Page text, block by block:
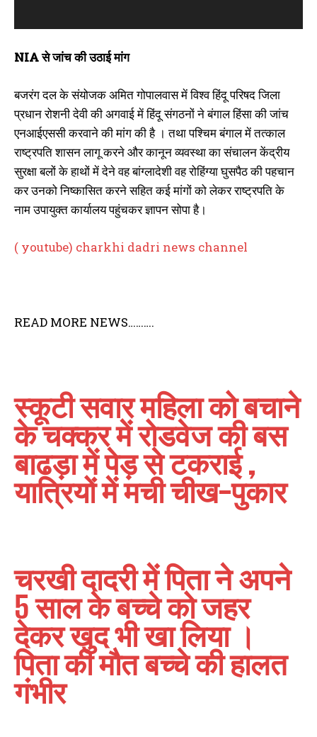
y
r
NIA से जांच की उठाई मांग
बजरंग दल के संयोजक अमित गोपालवास में विश्व हिंदू परिषद जिला
प्रधान रोशनी देवी की अगवाई में हिंदू संगठनों ने बंगाल हिंसा की जांच
एनआईएससी करवाने की मांग की है । तथा पश्चिम बंगाल में तत्काल
राष्ट्रपति शासन लागू करने और कानून व्यवस्था का संचालन केंद्रीय
सुरक्षा बलों के हाथों में देने वह बांग्लादेशी वह रोहिंग्या घुसपैठ की पहचान
कर उनको निष्कासित करने सहित कई मांगों को लेकर राष्ट्रपति के
नाम उपायुक्त कार्यालय पहुंचकर ज्ञापन सोपा है।
( youtube) charkhi dadri news channel
READ MORE NEWS……….
स्कूटी सवार महिला को बचाने
के चक्कर में रोडवेज की बस
बाढड़ा में पेड़ से टकराई ,
यात्रियों में मची चीख-पुकार
चरखी दादरी में पिता ने अपने
5 साल के बच्चे को जहर
देकर खुद भी खा लिया ।
पिता की मौत बच्चे की हालत
गंभीर